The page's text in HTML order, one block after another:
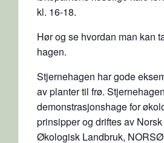
kl. 16-18.
Hør og se hvordan man kan
hagen.
Stjernehagen har gode
av planter til frø.
demonstrasjonshage for
prinsipper og driftes av
Økologisk Landbruk,